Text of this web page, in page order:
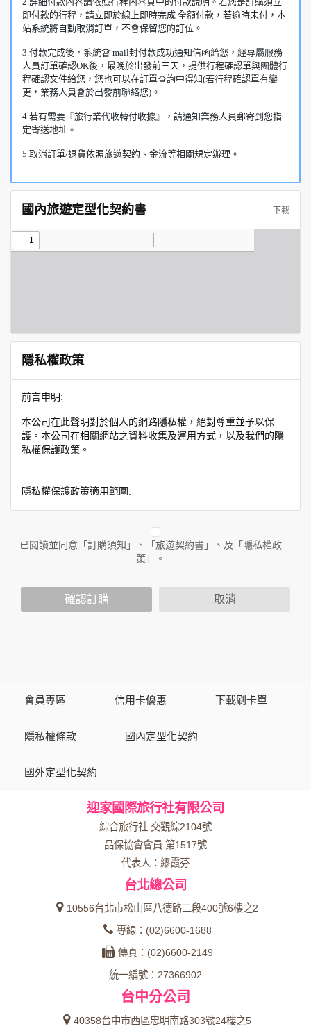
即付款的行程，請立即於線上即時完成 全額付款，若逾時未付，本
站系統將自動取消訂單，不會保留您的訂位。
3.付款完成後，系統會 mail封付款成功通知信函給您，經專屬服務
人員訂單確認OK後，最晚於出發前三天，提供行程確認單與團體行
程確認文件給您，您也可以在訂單查詢中得知(若行程確認單有變
更，業務人員會於出發前聯絡您)。
4.若有需要『旅行業代收轉付收據』，請通知業務人員郵寄到您指
定寄送地址。
5.取消訂單/退貨依照旅遊契約、金流等相關規定辦理。
國內旅遊定型化契約書 下載
隱私權政策
前言申明:
本公司在此聲明對於個人的網路隱私權，絕對尊重並予以保
護。本公司在相關網站之資料收集及運用方式，以及我們的隱
私權保護政策。
隱私權保護政策適用範圍:
務時收集到的身份識別資料，也包括本公司如何處理在商業合
作與本公司合作時分享的任何身份識別資料。隱私權保護政策
不適用於本公司以外的公司或網站群，與非本站所僱用或管理
放連結的廠商也可能蒐集您個人的資料。對於您主動提供的個
人資訊，這些廣告廠商或連結網站有其個別的隱私權保護政
策，其資料處理措施不適用於本公司隱私權保護政策。
資料的蒐集與使用方式:
為了在本網站提供您最佳的互動性服務，可能會請您提供相關
本網站在您使用服務信箱、問卷調查等互動性功能時，會保留
於一般瀏覽時，伺服器會自行記錄相關行徑，包括您使用連線
設備的 IP 位址、使用時間、使用的瀏覽器、瀏覽及點選資料記
錄等，做為我們增進網站服務的參考依據，此記錄為內部應
用，決不對外公布。
為提供精確的服務，我們會將收集的問卷調查內容進行統計與
分析，分析結果之統計數據或說明文字呈現，除供內部研究
外，我們會視需要公佈統計數據及說明文字，但不涉及特定個
除非取得您的同意或其他法令之特別規定，本網站絕不會將您
的個人資料揭露予第三人或使用於蒐集目的以外之其他用途。
贈獎時，本網站會收集您的個人識別資料，本網站也可以從商
已閱讀並同意「訂購須知」、「旅遊契約書」、及「隱私權政
策」。
確認訂購 取消
會員專區 信用卡優惠 下載刷卡單
隱私權條款 國內定型化契約
國外定型化契約
迎家國際旅行社有限公司
綜合旅行社 交觀綜2104號
品保協會會員 第1517號
代表人：繆霞芬
台北總公司
10556台北市松山區八德路二段400號6樓之2
專線：(02)6600-1688
傳真：(02)6600-2149
統一編號：27366902
台中分公司
40358台中市西區忠明南路303號24樓之5